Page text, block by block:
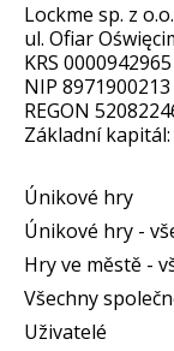
Lockme sp. z o.o.
ul. Ofiar
KRS 0000942965
NIP 8971900213
REGON
Základní kapitál:
Únikové hry
Únikové hry -
Hry ve městě -
Všechny
Uživatelé